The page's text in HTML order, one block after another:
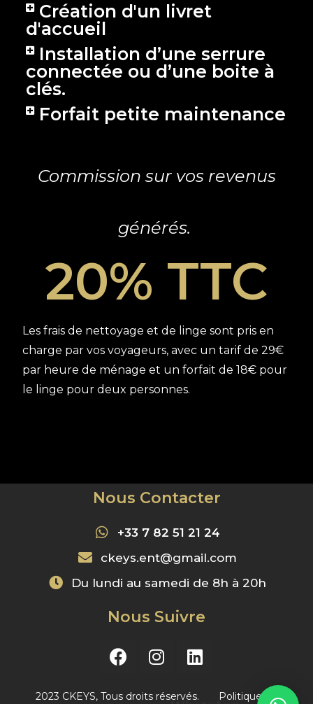
Création d'un livret
d'accueil
Installation d’une serrure
connectée ou d’une boite à
clés.
Forfait petite maintenance
Commission sur vos revenus
générés.
20% TTC
Les frais de nettoyage et de linge sont pris en
charge par vos voyageurs, avec un tarif de 29€
par heure de ménage et un forfait de 18€ pour
le linge pour deux personnes.
Nous Contacter
+33 7 82 51 21 24
ckeys.ent@gmail.com
Du lundi au samedi de 8h à 20h
Nous Suivre
2023 CKEYS, Tous droits réservés. Politique de